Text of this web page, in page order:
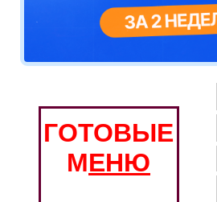
ГОТОВЫЕ
МЕНЮ